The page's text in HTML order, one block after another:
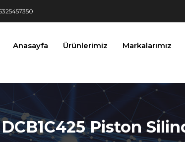
Silindir Sensör" />
Anasayfa Ürünlerimiz Markalarımız
Piston